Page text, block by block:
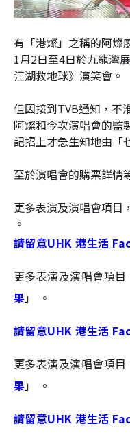
有「港燦」之稱的阿燦
1月2日至4日於九龍灣
江湖救地球》演笑會。
但因接到TVB通知，不
阿燦和今次演唱會的監
記招上才急生知地由「
至於演唱會的購票詳情
更多表演及演唱會項目
。
請留意UHK 港生活
更多表演及演唱會項
果」 。
請留意UHK 港生活
更多表演及演唱會項
果」 。
請留意UHK 港生活